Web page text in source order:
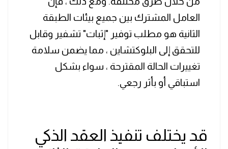
العامل المشترك بين جميع بيئات الطبقة
الثانية هو مطلب توفير "إثبات" تشفير وقابل
للتحقق إلى البلوكتشاين ، مما يضمن سلامة
تغييرات الحالة المقترحة ، سواء بشكل
استباقي أو بأثر رجعي.
قد يختلف تنفيذ العقد الذكي